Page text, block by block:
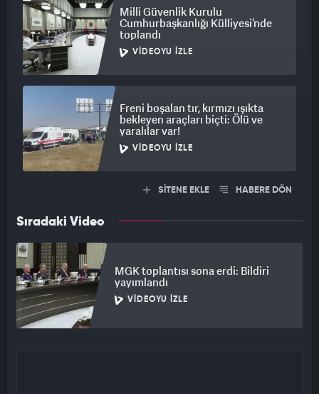
Milli Güvenlik Kurulu
Cumhurbaşkanlığı Külliyesi’nde
toplandı
VIDEOYU İZLE
Freni boşalan tır, kırmızı ışıkta
bekleyen araçları biçti: Ölü ve
yaralılar var!
VIDEOYU İZLE
SİTENE EKLE HABERE DÖN
Sıradaki Video
MGK toplantısı sona erdi: Bildiri
yayımlandı
VIDEOYU İZLE